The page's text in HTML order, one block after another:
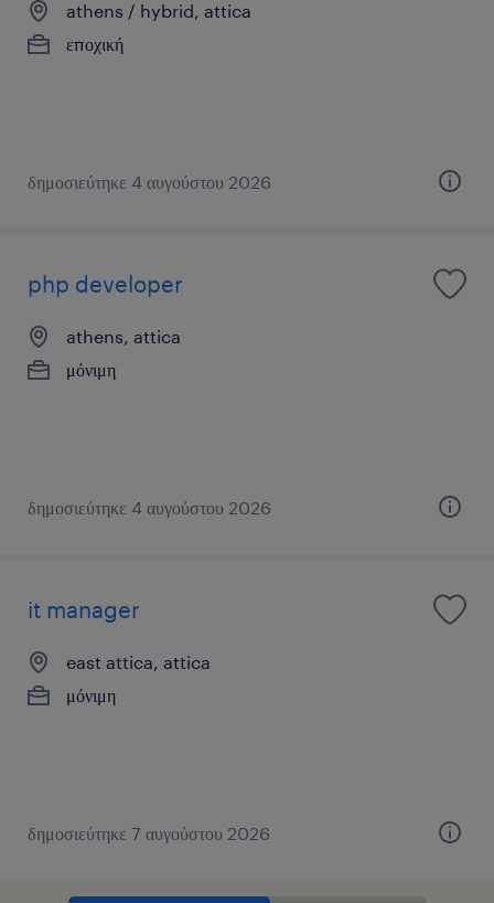
athens / hybrid, attica
εποχική
δημοσιεύτηκε 4 αυγούστου 2026
php developer
athens, attica
μόνιμη
δημοσιεύτηκε 4 αυγούστου 2026
it manager
east attica, attica
μόνιμη
δημοσιεύτηκε 7 αυγούστου 2026